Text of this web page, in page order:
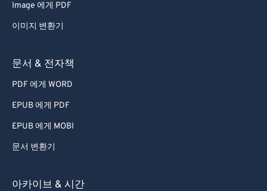
Image 에게 PDF
이미지 변환기
문서 & 전자책
PDF 에게 WORD
EPUB 에게 PDF
EPUB 에게 MOBI
문서 변환기
아카이브 & 시간